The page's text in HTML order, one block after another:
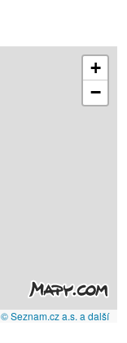
+
−
© Seznam.cz a.s. a další